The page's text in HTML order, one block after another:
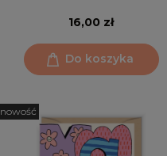
16,00 zł
Do koszyka
nowość